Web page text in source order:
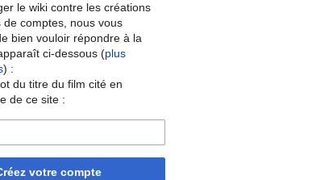
le wiki contre les créations
de comptes, nous vous
bien vouloir répondre à la
ci-dessous (plus
) :
du titre du film cité en
de ce site :
votre compte